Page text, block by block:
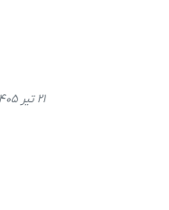
۲۱ تیر ۱۴۰۵، ۲۱:۳۷